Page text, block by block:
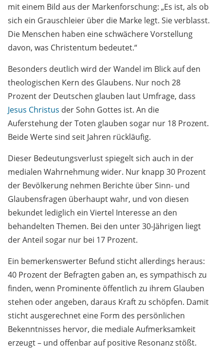
mit einem Bild aus der Markenforschung: „Es ist, als ob
sich ein Grauschleier über die Marke legt. Sie verblasst.
Die Menschen haben eine schwächere Vorstellung
davon, was Christentum bedeutet.“
Besonders deutlich wird der Wandel im Blick auf den
theologischen Kern des Glaubens. Nur noch 28
Prozent der Deutschen glauben laut Umfrage, dass
Jesus Christus der Sohn Gottes ist. An die
Auferstehung der Toten glauben sogar nur 18 Prozent.
Beide Werte sind seit Jahren rückläufig.
Dieser Bedeutungsverlust spiegelt sich auch in der
medialen Wahrnehmung wider. Nur knapp 30 Prozent
der Bevölkerung nehmen Berichte über Sinn- und
Glaubensfragen überhaupt wahr, und von diesen
bekundet lediglich ein Viertel Interesse an den
behandelten Themen. Bei den unter 30-Jährigen liegt
der Anteil sogar nur bei 17 Prozent.
Ein bemerkenswerter Befund sticht allerdings heraus:
40 Prozent der Befragten gaben an, es sympathisch zu
finden, wenn Prominente öffentlich zu ihrem Glauben
stehen oder angeben, daraus Kraft zu schöpfen. Damit
sticht ausgerechnet eine Form des persönlichen
Bekenntnisses hervor, die mediale Aufmerksamkeit
erzeugt – und offenbar auf positive Resonanz stößt.